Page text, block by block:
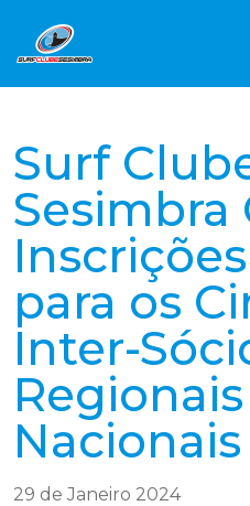
Surf
Sesimbra
para os
Inter-
Nacionais
29 de Janeiro 2024